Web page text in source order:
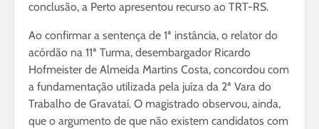
conclusão, a Perto apresentou recurso ao TRT-RS.
Ao confirmar a sentença de 1ª instância, o relator do
acórdão na 11ª Turma, desembargador Ricardo
Hofmeister de Almeida Martins Costa, concordou com
a fundamentação utilizada pela juíza da 2ª Vara do
Trabalho de Gravataí. O magistrado observou, ainda,
que o argumento de que não existem candidatos com